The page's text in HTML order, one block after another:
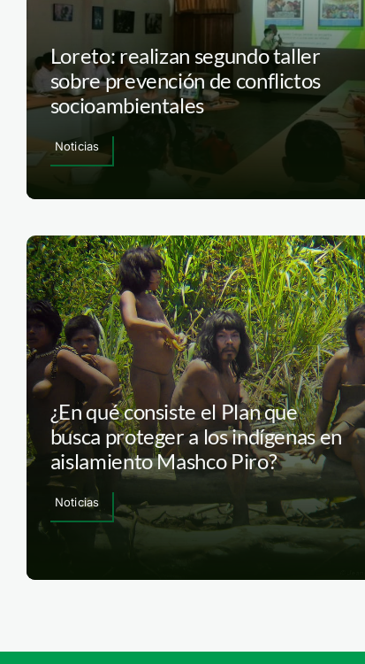
Loreto: realizan segundo taller
sobre prevención de conflictos
socioambientales
Noticias
¿En qué consiste el Plan que
busca proteger a los indígenas en
aislamiento Mashco Piro?
Noticias